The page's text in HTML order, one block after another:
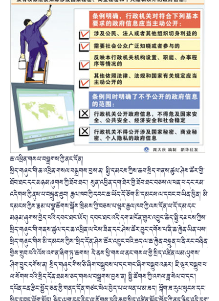
ཆ་འཕྲིན་གསལ་བསྒྲགས་ཀྱི་ནང་དོན།
སྲིད་གཞུང་གི་ཆ་འཕྲིན་གསལ་བསྒྲགས་བྱས་ན། སྤྱི་དམངས་ཀྱིས་ཆབ་སྲིད་གནས་ཚུལ་ཤེས་ཚོར་གྱི་
ཐོབ་ཐང་དང་མཉམ་ཞུགས་ཀྱི་ཐོབ་ཐང་། སུན་འབྱིན་དག་ཐེར་གྱི་ཐོབ་ཐང་བཅས་ལ་ཕན་པ་དང་རམ་
འདེགས་ཀྱི་ནུས་པ་བསྐྲུན་ཐུབ། རྒྱལ་ཁབ་ཀྱི་དབང་ཆ་ཡོད་དོ་ཅོག་མི་དམངས་ལ་དབང་བ་ཡིན་ཕྱིན། མི་
དམངས་ཀྱིས་རྣམ་པ་སྣ་ཚོགས་སྒོས་ཁྲིམས་ཀྱི་བཅས་པ་ལྟར་རྒྱལ་ཁབ་ཀྱི་ལས་དོན་ལ་དོ་དམ་དང་
མཉམ་ཞུགས་བྱེད་པའི་དབང་ཐང་ཡོད། དབང་ཐང་འདི་དག་མངོན་གྱུར་འབྱུང་ཆེད་སྤྱི་དམངས་ཀྱིས་
སྲིད་གཞུང་གི་གནས་ཚུལ་དང་ཆ་འཕྲིན་ལ་ངེས་ཟིན་དང་ཤེས་ཚོར་བྱུང་དགོས་པ་ནི་ཆ་རྐྱེན་ཡིན་པས།
སྲིད་གཞུང་གིས་མི་དམངས་ཀྱིས་་སྲིད་དོན་ཤེས་ཚོར་འབྱུང་བའི་ཐད་ལ་ཆ་རྐྱེན་བསྐྲུན་པ་ནི་རང་བཞིན་
གྱིས་གྲུབ་པའི་འོས་འགན་ཞིག་ཏུ་ཆགས། དེ་ནས་ཕྱི་གསལ་ནང་གསལ་གྱི་སྲིད་འཛིན་ལམ་ལུགས་
ཤིག་བྱུང་དགོས་ན། སྲིད་གཞུང་གིས་ཅི་ཞིག་བསྒྲུབས་པ་དང་གང་ཞིག་བསྒྲུབ་འཆར། ཇི་ལྟར་བསྒྲུབ་པ་
ལ་སོགས་པའི་སྲིད་དོན་ཐམས་ཅད་གསལ་བསྒྲགས་བྱས་ན། སྤྱི་ཚོགས་ཀྱི་འགལ་ཟླ་སེལ་བ་དང་།
དཔོན་ངན་རྩིང་སྤྱོད་ཅན་གྱི་གནད་དོན་གཙང་སེལ་བྱེད་པ་ལ་ཕན་པ་མ་ཟད། ལྐོག་ཟ་རུལ་སུངས་དང་